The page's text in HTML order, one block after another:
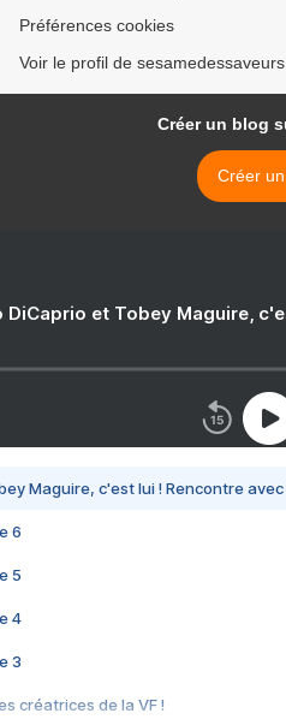
Préférences cookies
Voir le profil de
Créer un blog
Créer
DiCaprio et Tobey Maguire,
Maguire, c'est lui ! Rencontre
6
5
4
3
créatrices de la VF !